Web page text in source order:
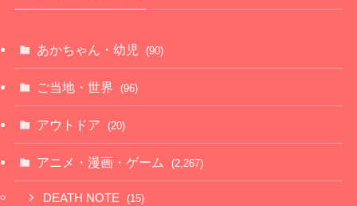
あかちゃん・幼児 (90)
ご当地・世界 (96)
アウトドア (20)
アニメ・漫画・ゲーム (2,267)
DEATH NOTE (15)